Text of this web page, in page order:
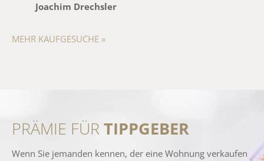
Joachim Drechsler
MEHR KAUFGESUCHE »
PRÄMIE FÜR TIPPGEBER
Wenn Sie jemanden kennen, der eine Wohnung verkaufen